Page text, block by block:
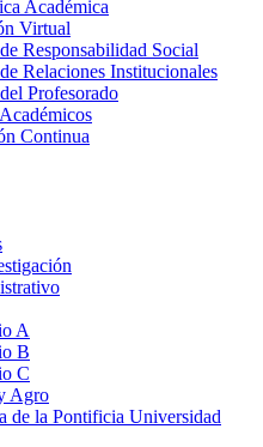
Académica
Virtual
Responsabilidad Social
Relaciones Institucionales
Profesorado
Continua
A
B
C
Agro
de la Pontificia Universidad